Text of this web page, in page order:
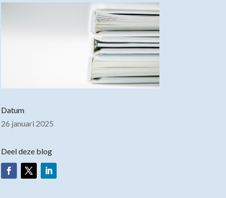
Datum
26 januari 2025
Deel deze blog